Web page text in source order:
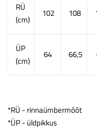
RÜ
(cm)
102 108
ÜP
(cm)
64 66,5
*RÜ - rinnaümbermõõt
*ÜP - üldpikkus